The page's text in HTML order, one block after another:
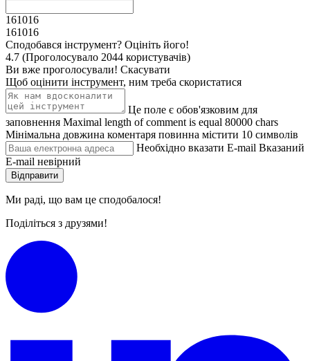
161016
161016
Сподобався інструмент? Оцініть його!
4.7 (Проголосувало 2044 користувачів)
Ви вже проголосували! Скасувати
Щоб оцінити інструмент, ним треба скористатися
Це поле є обов'язковим для
заповнення Maximal length of comment is equal 80000 chars
Мінімальна довжина коментаря повинна містити 10 символів
Необхідно вказати E-mail Вказаний
E-mail невірний
Відправити
Ми раді, що вам це сподобалося!
Поділіться з друзями!